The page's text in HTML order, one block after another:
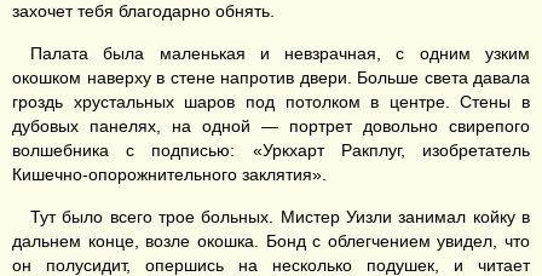
захочет тебя благодарно обнять.
Палата была маленькая и невзрачная, с одним узким
окошком наверху в стене напротив двери. Больше света давала
гроздь хрустальных шаров под потолком в центре. Стены в
дубовых панелях, на одной — портрет довольно свирепого
волшебника с подписью: «Уркхарт Ракплуг, изобретатель
Кишечно-опорожнительного заклятия».
Тут было всего трое больных. Мистер Уизли занимал койку в
дальнем конце, возле окошка. Бонд с облегчением увидел, что
он полусидит, опершись на несколько подушек, и читает